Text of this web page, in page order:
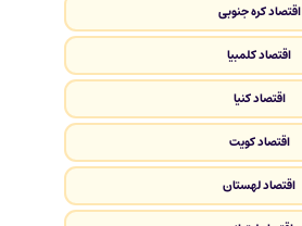
اقتصاد کره جنوبی
اقتصاد کلمبیا
اقتصاد کنیا
اقتصاد کویت
اقتصاد لهستان